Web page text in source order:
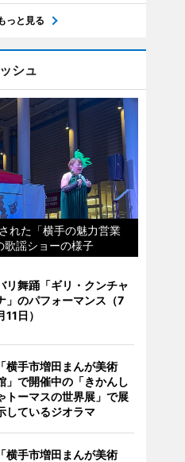
っと見る
シュ
れた「横手の魅力営業
歌謡ショーの様子
リ舞踊「ギリ・クンチャ
」のパフォーマンス（7
11日）
「横手市増田まんが美術
」で開催中の「きかんし
トーマスの世界展」で展
しているジオラマ
「横手市増田まんが美術